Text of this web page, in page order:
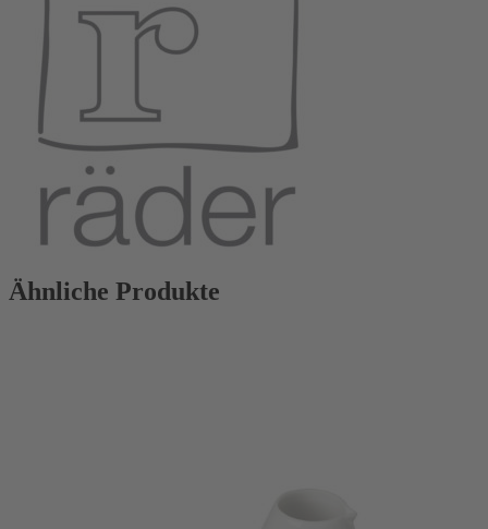
Ähnliche Produkte